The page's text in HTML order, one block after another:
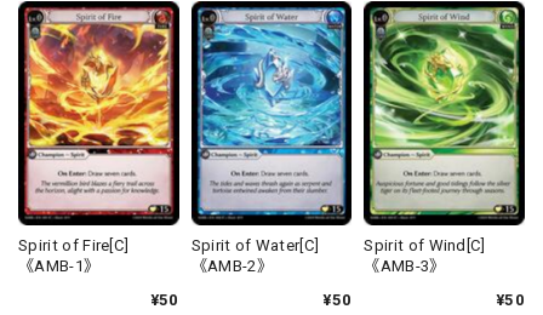
Spirit of Fire[C]
《AMB-1》
¥50
Spirit of Water[C]
《AMB-2》
¥50
Spirit of Wind[C]
《AMB-3》
¥50